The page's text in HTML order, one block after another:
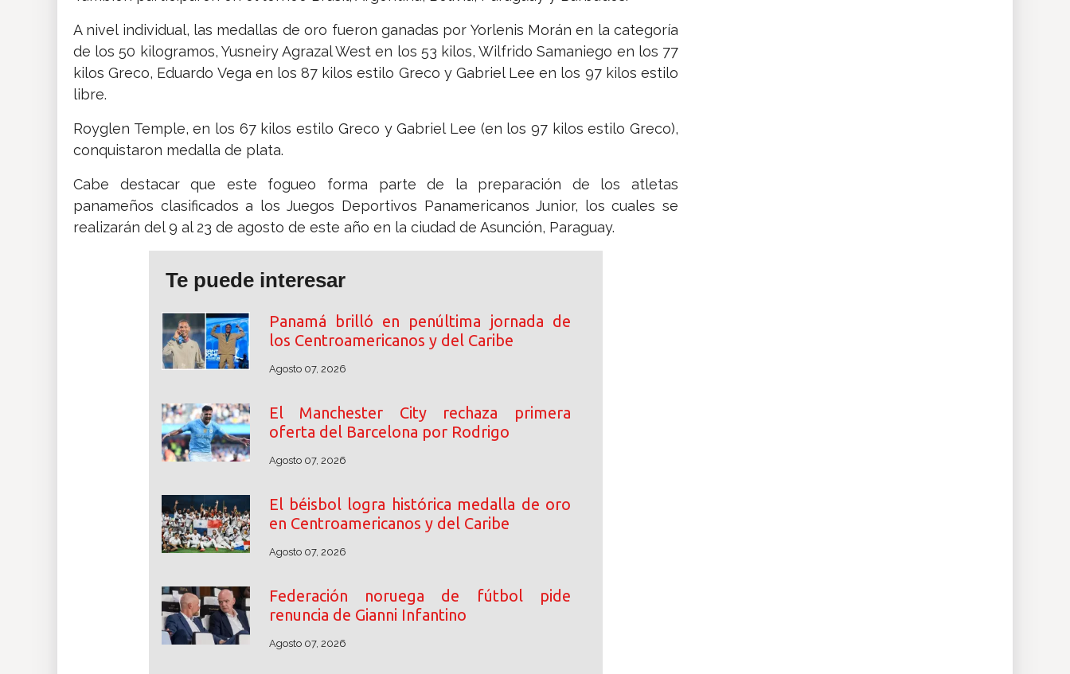
A nivel individual, las medallas de oro fueron ganadas por Yorlenis Morán en la categoría
de los 50 kilogramos, Yusneiry Agrazal West en los 53 kilos, Wilfrido Samaniego en los 77
kilos Greco, Eduardo Vega en los 87 kilos estilo Greco y Gabriel Lee en los 97 kilos estilo
libre.
Royglen Temple, en los 67 kilos estilo Greco y Gabriel Lee (en los 97 kilos estilo Greco),
conquistaron medalla de plata.
Cabe destacar que este fogueo forma parte de la preparación de los atletas
panameños clasificados a los Juegos Deportivos Panamericanos Junior, los cuales se
realizarán del 9 al 23 de agosto de este año en la ciudad de Asunción, Paraguay.
Te puede interesar
Panamá brilló en penúltima jornada de
los Centroamericanos y del Caribe
Agosto 07, 2026
El Manchester City rechaza primera
oferta del Barcelona por Rodrigo
Agosto 07, 2026
El béisbol logra histórica medalla de oro
en Centroamericanos y del Caribe
Agosto 07, 2026
Federación noruega de fútbol pide
renuncia de Gianni Infantino
Agosto 07, 2026